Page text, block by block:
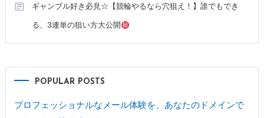
ギャンブル好き必見☆【競輪やるなら穴狙え！】誰でもでき
る、3連単の狙い方大公開
POPULAR POSTS
プロフェッショナルなメール体験を、あなたのドメインで